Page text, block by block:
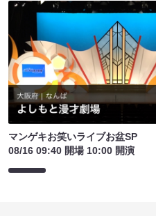
マンゲキお笑いライブお盆SP
08/16 09:40 開場 10:00 開演